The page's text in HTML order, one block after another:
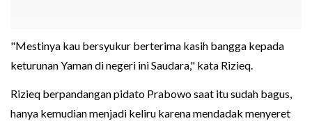
"Mestinya kau bersyukur berterima kasih bangga kepada
keturunan Yaman di negeri ini Saudara," kata Rizieq.
Rizieq berpandangan pidato Prabowo saat itu sudah bagus,
hanya kemudian menjadi keliru karena mendadak menyeret